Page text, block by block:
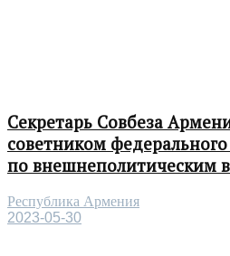
Секретарь Совбеза
советником
по внешнеполитическим
Республика Армения
2023-05-30